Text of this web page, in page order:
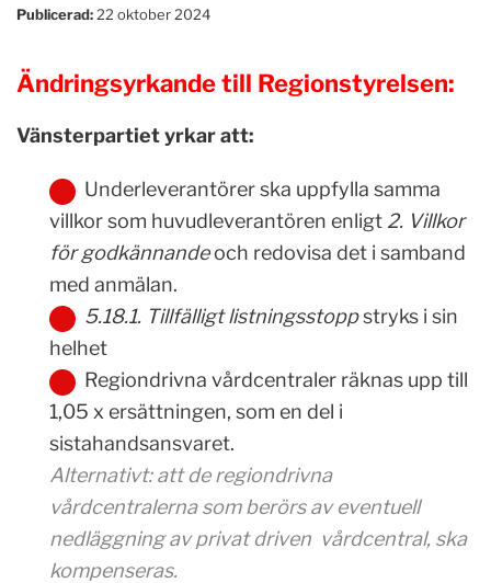
Publicerad: 22 oktober 2024
Ändringsyrkande till Regionstyrelsen:
Vänsterpartiet yrkar att:
Underleverantörer ska uppfylla samma
villkor som huvudleverantören enligt 2. Villkor
för godkännandeoch redovisa det i samband
med anmälan.
5.18.1. Tillfälligt listningsstoppstryks i sin
helhet
Regiondrivna vårdcentraler räknas upp till
1,05 x ersättningen, som en del i
sistahandsansvaret.
Alternativt:att de regiondrivna
vårdcentralerna som berörs av eventuell
nedläggning av privat driven vårdcentral, ska
kompenseras.